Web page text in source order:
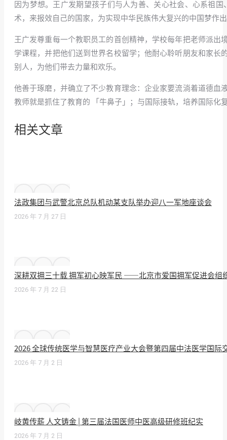
因为梦想。王广发期望孩子们与人为善、关心社会、心系祖
术，来报效自己的国家，为实现中华民族伟大复兴的中国梦作
王广发尊重每一个教职员工的首创精神，学校每年把老师派
学课程，并把他们送到世界名校留学；他耐心聆听朋友和家
别人，为他们带去力量和欢乐。
他善于琢磨，并确立了不少教育理念：企业家要流淌着道德
教师就是抓住了教育的 「牛鼻子」；与国际接轨，培养国际
相关文章
法政集团与武警北京总队机动某支队举办迎八一军地座谈会
2026 年 7 月 27 日
深耕双拥三十载 拥军初心映军民 ——北京市爱国拥军促进会组
2026 年 7 月 22 日
2026 全球传统医学与智慧医疗产业大会暨第四届中法医学国际
2026 年 7 月 2 日
岐黄传薪 人文铸金 | 第三届法国医师中医高级研修班纪实
2026 年 7 月 2 日